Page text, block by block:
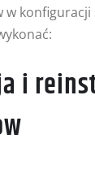
w konfiguracji
i